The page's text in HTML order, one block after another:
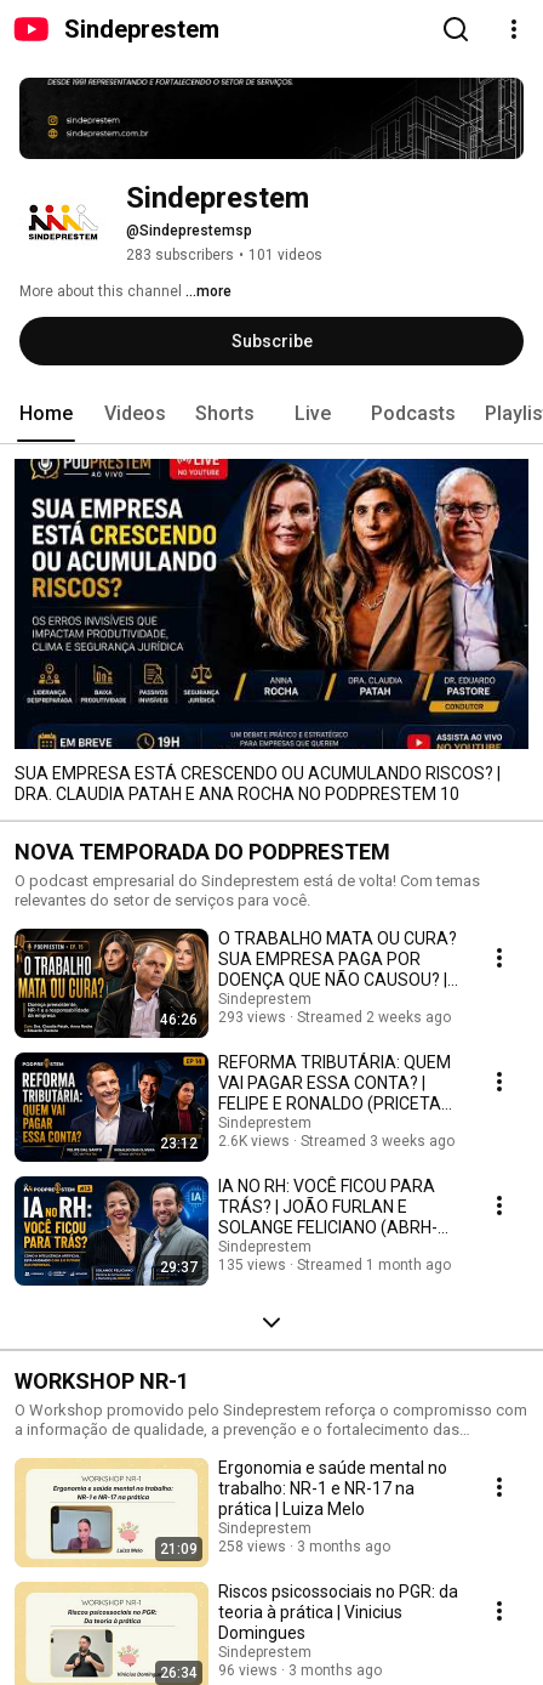
Sindeprestem
Sindeprestem
@Sindeprestemsp
283 subscribers • 101 videos
More about this channel ...more
Subscribe
Home Videos Shorts Live Podcasts
SUA EMPRESA ESTÁ CRESCENDO OU ACUMULANDO RISCOS? |
DRA. CLAUDIA PATAH E ANA ROCHA NO PODPRESTEM 10
NOVA TEMPORADA DO PODPRESTEM
O podcast empresarial do Sindeprestem está de volta! Com temas
relevantes do setor de serviços para você.
46:26
O TRABALHO MATA OU CURA?
SUA EMPRESA PAGA POR
DOENÇA QUE NÃO CAUSOU? |
PODPRESTEM #15
Sindeprestem
293 views
Streamed 2 weeks ago
23:12
REFORMA TRIBUTÁRIA: QUEM
VAI PAGAR ESSA CONTA? |
FELIPE E RONALDO (PRICETAX)
| PODPRESTEM #14
Sindeprestem
2.6K views
Streamed 3 weeks ago
29:37
IA NO RH: VOCÊ FICOU PARA
TRÁS? | JOÃO FURLAN E
SOLANGE FELICIANO (ABRH-
SP) | PODPRESTEM #13
Sindeprestem
135 views
Streamed 1 month ago
WORKSHOP NR-1
O Workshop promovido pelo Sindeprestem reforça o compromisso com
a informação de qualidade, a prevenção e o fortalecimento das
21:09
Ergonomia e saúde mental no
trabalho: NR-1 e NR-17 na
prática | Luiza Melo
Sindeprestem
258 views
3 months ago
26:34
Riscos psicossociais no PGR: da
teoria à prática | Vinicius
Domingues
Sindeprestem
96 views
3 months ago